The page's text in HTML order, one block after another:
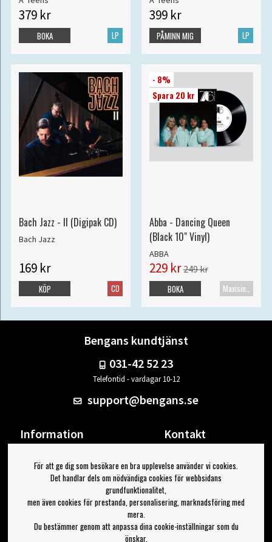
379 kr
LP
BOKA
399 kr
LP
PÅMINN MIG
Bach Jazz - II (Digipak CD)
Bach Jazz
169 kr
CD
KÖP
- 8%
Spara 20 kr
Abba - Dancing Queen
(Black 10" Vinyl)
ABBA
229 kr249 kr
Maxisingel
BOKA
Bengans kundtjänst
031-42 52 23
Telefontid - vardagar 10-12
support@bengans.se
Information
Om Bengans
FAQ / Köp- & Leveransvillkor
Kontakt
Din sida
Logga ut
Jag vill ha tips från Bengans
För att ge dig som besökare en bra upplevelse använder vi cookies.
Det handlar dels om nödvändiga cookies för webbsidans
grundfunktionalitet,
men även cookies för prestanda, personalisering, marknadsföring med
mera.
Du bestämmer genom att anpassa dina cookie-inställningar som du
önskar.